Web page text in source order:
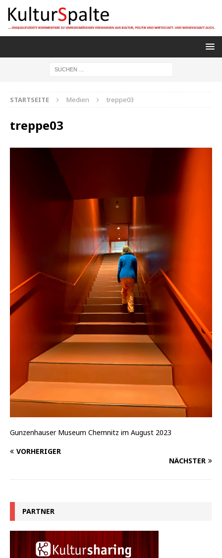
STARTSEITE Medien treppe03
treppe03
Gunzenhauser Museum Chemnitz im August 2023
VORHERIGER
NÄCHSTER
PARTNER